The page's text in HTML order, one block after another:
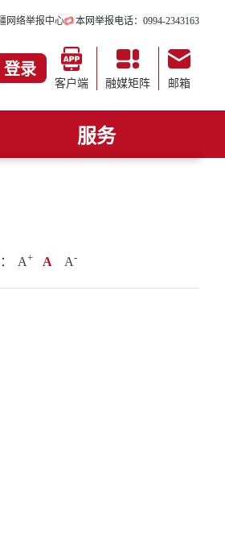
网络举报中心 本网举报电话：0994-2343163
登录
客户端 融媒矩阵 邮箱
服务
A+ A A-